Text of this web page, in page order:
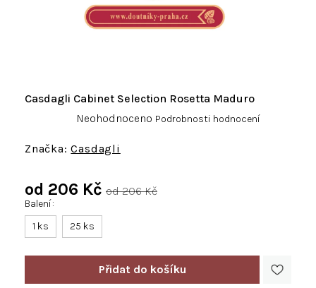
Balení
1 ks
25 ks
od 206 Kč
od 206 Kč
cena:
Casdagli Cabinet Selection Rosetta Maduro
Casdagli
Průměrné
produktu
z
hvězdiček.
Neohodnoceno Podrobnosti hodnocení